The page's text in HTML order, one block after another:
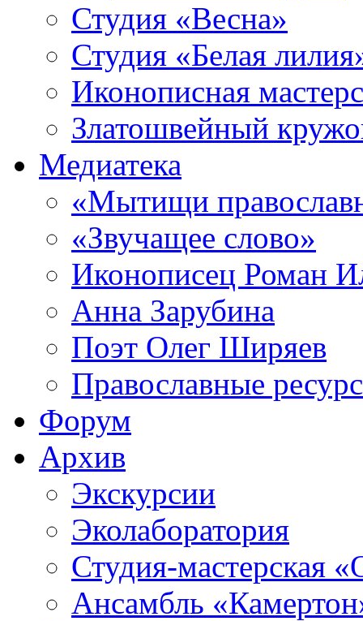
Студия «Весна»
Студия «Белая
Иконописная
Златошвейный
Медиатека
«Мытищи
«Звучащее слово»
Иконописец Роман
Анна Зарубина
Поэт Олег Ширяев
Православные
Форум
Архив
Экскурсии
Эколаборатория
Студия-мастерская
Ансамбль